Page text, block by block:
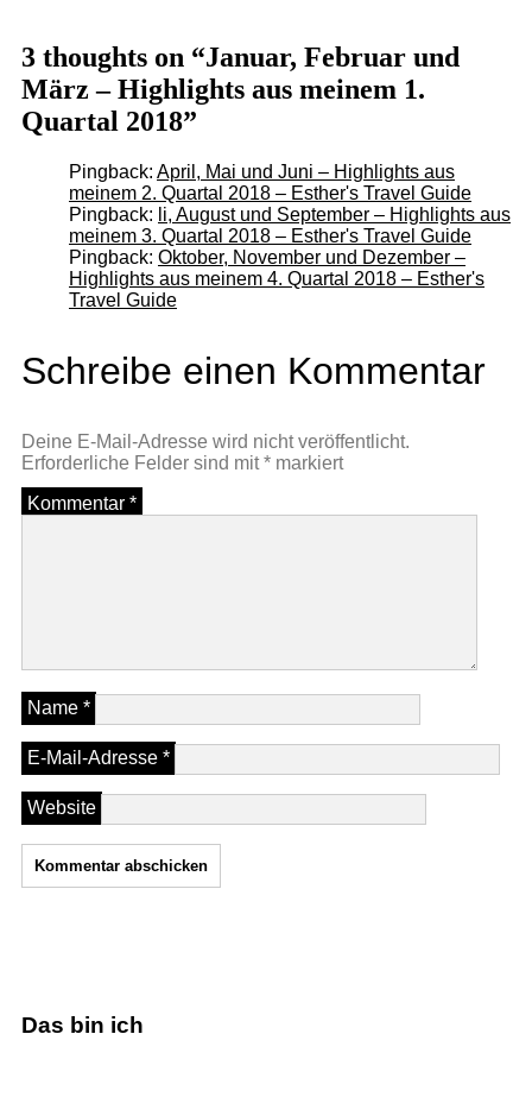
3 thoughts on “Januar, Februar und
März – Highlights aus meinem 1.
Quartal 2018”
Pingback: April, Mai und Juni – Highlights aus
meinem 2. Quartal 2018 – Esther's Travel Guide
Pingback: li, August und September – Highlights aus
meinem 3. Quartal 2018 – Esther's Travel Guide
Pingback: Oktober, November und Dezember –
Highlights aus meinem 4. Quartal 2018 – Esther's
Travel Guide
Schreibe einen Kommentar
Deine E-Mail-Adresse wird nicht veröffentlicht.
Erforderliche Felder sind mit* markiert
Kommentar *
Name *
E-Mail-Adresse *
Website
Das bin ich